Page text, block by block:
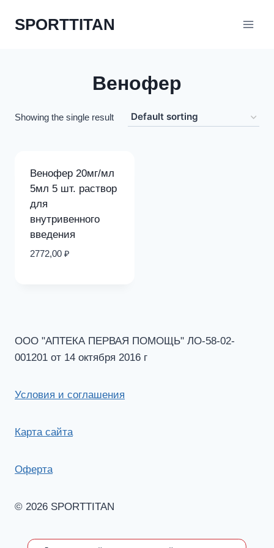
SPORTTITAN
Венофер
Showing the single result
Венофер 20мг/мл
5мл 5 шт. раствор
для
внутривенного
введения
2772,00 ₽
ООО "АПТЕКА ПЕРВАЯ ПОМОЩЬ" ЛО-58-02-
001201 от 14 октября 2016 г
Условия и соглашения
Карта сайта
Оферта
© 2026 SPORTTITAN